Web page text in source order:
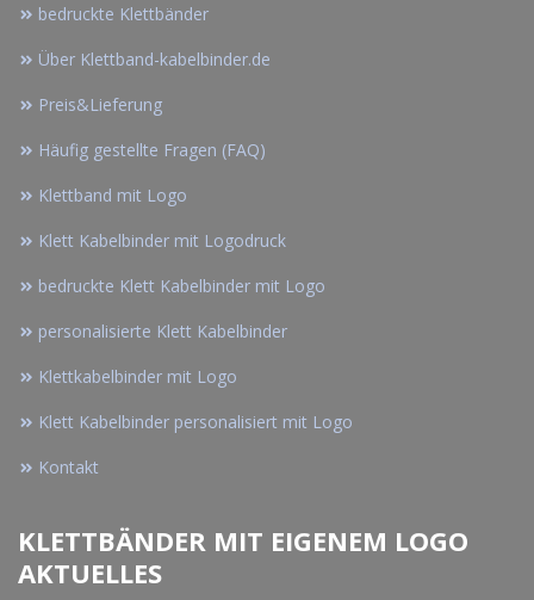
bedruckte Klettbänder
Über Klettband-kabelbinder.de
Preis&Lieferung
Häufig gestellte Fragen (FAQ)
Klettband mit Logo
Klett Kabelbinder mit Logodruck
bedruckte Klett Kabelbinder mit Logo
personalisierte Klett Kabelbinder
Klettkabelbinder mit Logo
Klett Kabelbinder personalisiert mit Logo
Kontakt
KLETTBÄNDER MIT EIGENEM LOGO
AKTUELLES